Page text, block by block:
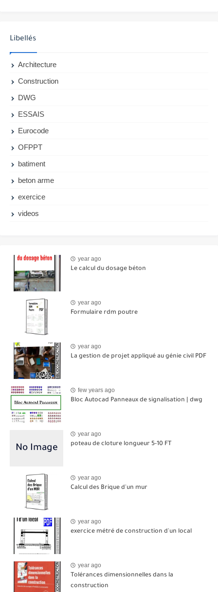
Libellés
Architecture
Construction
DWG
ESSAIS
Eurocode
OFPPT
batiment
beton arme
exercice
videos
year ago
Le calcul du dosage béton
year ago
Formulaire rdm poutre
year ago
La gestion de projet appliqué au génie civil PDF
few years ago
Bloc Autocad Panneaux de signalisation | dwg
year ago
poteau de cloture longueur 5-10 FT
year ago
Calcul des Brique d'un mur
year ago
exercice métré de construction d'un local
year ago
Tolérances dimensionnelles dans la
construction